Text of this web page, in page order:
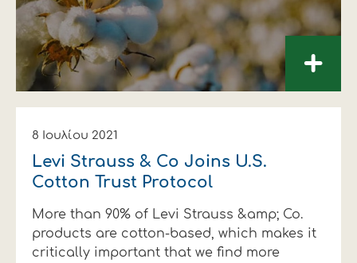
+
8 Ιουλίου 2021
Levi Strauss & Co Joins U.S.
Cotton Trust Protocol
More than 90% of Levi Strauss &amp; Co.
products are cotton-based, which makes it
critically important that we find more